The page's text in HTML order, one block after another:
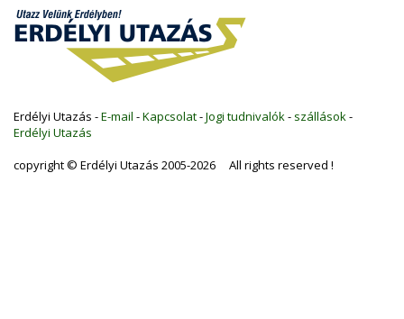
Erdélyi Utazás -E-mail -Kapcsolat-Jogi tudnivalók - szállások -
Erdélyi Utazás
copyright © Erdélyi Utazás 2005-2026 All rights reserved !